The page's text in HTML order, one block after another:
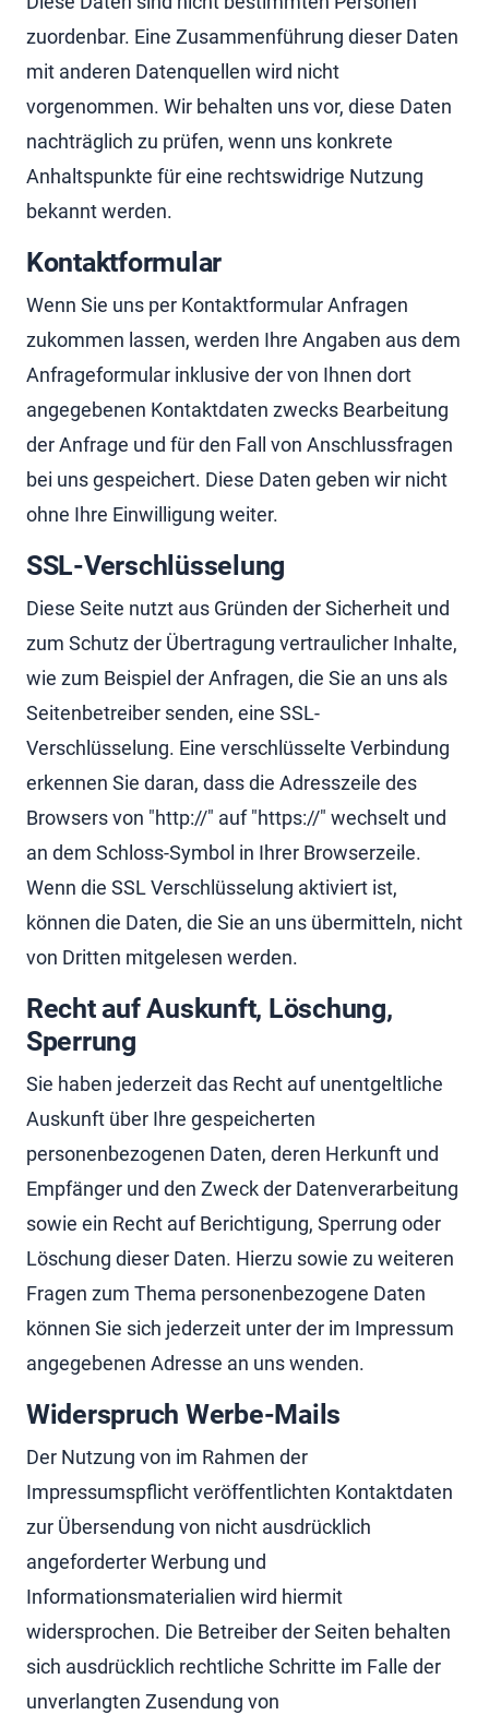
zuordenbar. Eine Zusammenführung dieser Daten
mit anderen Datenquellen wird nicht
vorgenommen. Wir behalten uns vor, diese Daten
nachträglich zu prüfen, wenn uns konkrete
Anhaltspunkte für eine rechtswidrige Nutzung
bekannt werden.
Kontaktformular
Wenn Sie uns per Kontaktformular Anfragen
zukommen lassen, werden Ihre Angaben aus dem
Anfrageformular inklusive der von Ihnen dort
angegebenen Kontaktdaten zwecks Bearbeitung
der Anfrage und für den Fall von Anschlussfragen
bei uns gespeichert. Diese Daten geben wir nicht
ohne Ihre Einwilligung weiter.
SSL-Verschlüsselung
Diese Seite nutzt aus Gründen der Sicherheit und
zum Schutz der Übertragung vertraulicher Inhalte,
wie zum Beispiel der Anfragen, die Sie an uns als
Seitenbetreiber senden, eine SSL-
Verschlüsselung. Eine verschlüsselte Verbindung
erkennen Sie daran, dass die Adresszeile des
Browsers von "http://" auf "https://" wechselt und
an dem Schloss-Symbol in Ihrer Browserzeile.
Wenn die SSL Verschlüsselung aktiviert ist,
können die Daten, die Sie an uns übermitteln, nicht
von Dritten mitgelesen werden.
Recht auf Auskunft, Löschung,
Sperrung
Sie haben jederzeit das Recht auf unentgeltliche
Auskunft über Ihre gespeicherten
personenbezogenen Daten, deren Herkunft und
Empfänger und den Zweck der Datenverarbeitung
sowie ein Recht auf Berichtigung, Sperrung oder
Löschung dieser Daten. Hierzu sowie zu weiteren
Fragen zum Thema personenbezogene Daten
können Sie sich jederzeit unter der im Impressum
angegebenen Adresse an uns wenden.
Widerspruch Werbe-Mails
Der Nutzung von im Rahmen der
Impressumspflicht veröffentlichten Kontaktdaten
zur Übersendung von nicht ausdrücklich
angeforderter Werbung und
Informationsmaterialien wird hiermit
widersprochen. Die Betreiber der Seiten behalten
sich ausdrücklich rechtliche Schritte im Falle der
unverlangten Zusendung von